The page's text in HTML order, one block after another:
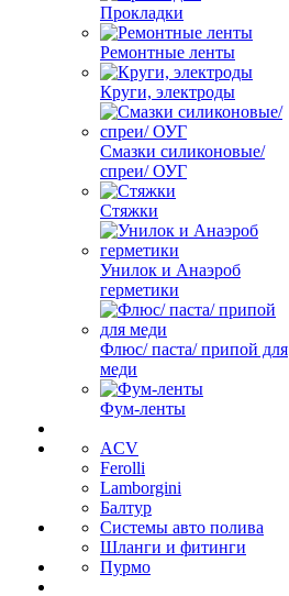
Прокладки
Ремонтные ленты
Круги, электроды
Смазки силиконовые/
спреи/ ОУГ
Стяжки
Унилок и Анаэроб
герметики
Флюс/ паста/ припой для
меди
Фум-ленты
ACV
Ferolli
Lamborgini
Балтур
Системы авто полива
Шланги и фитинги
Пурмо